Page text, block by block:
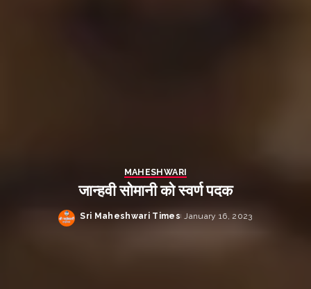
MAHESHWARI
जान्हवी सोमानी को स्वर्ण पदक
Posted
Sri Maheshwari Times January 16, 2023